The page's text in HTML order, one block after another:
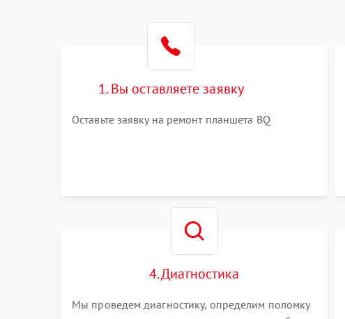
1. Вы оставляете заявку
Оставьте заявку на ремонт планшета BQ
4. Диагностика
Мы проведем диагностику, определим поломку